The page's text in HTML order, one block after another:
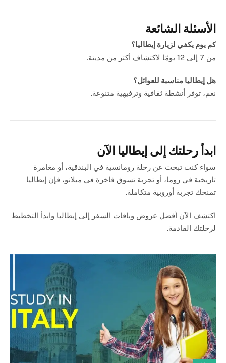
الأسئلة الشائعة
كم يوم يكفي لزيارة إيطاليا؟
من 7 إلى 12 يومًا لاكتشاف أكثر من مدينة.
هل إيطاليا مناسبة للعوائل؟
نعم، توفر أنشطة ثقافية وترفيهية متنوعة.
ابدأ رحلتك إلى إيطاليا الآن
سواء كنت تبحث عن رحلة رومانسية في البندقية، أو مغامرة
تاريخية في روما، أو تجربة تسوق فاخرة في ميلانو، فإن إيطاليا
تمنحك تجربة أوروبية متكاملة.
اكتشف الآن أفضل عروض وباقات السفر إلى إيطاليا وابدأ التخطيط
لرحلتك القادمة.